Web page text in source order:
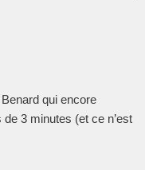
qui encore
3 minutes (et ce n’est